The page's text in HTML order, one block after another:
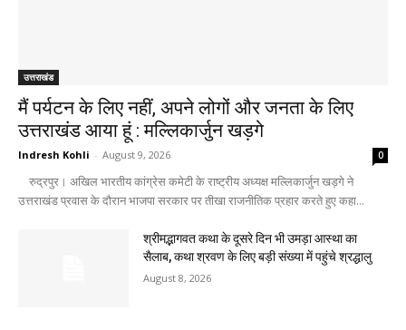
उत्तराखंड
मैं पर्यटन के लिए नहीं, अपने लोगों और जनता के लिए
उत्तराखंड आया हूं : मल्लिकार्जुन खड़गे
Indresh Kohli - August 9, 2026 0
रुद्रपुर। अखिल भारतीय कांग्रेस कमेटी के राष्ट्रीय अध्यक्ष मल्लिकार्जुन खड़गे ने
उत्तराखंड प्रवास के दौरान भाजपा सरकार पर तीखा राजनीतिक प्रहार करते हुए कहा...
श्रीमद्भागवत कथा के दूसरे दिन भी उमड़ा आस्था का
सैलाब, कथा श्रवण के लिए बड़ी संख्या में पहुंचे श्रद्धालु
August 8, 2026